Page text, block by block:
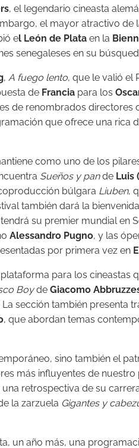
, el legendario cineasta
el mayor atractivo de
el León de Plata en la
senegaleses en su
, A fuego lento, que le valió el
de Francia para los
de renombrados directores
que ofrece una rica
como uno de los
Sueños y pande Luis
búlgara Liuben,
también dará la
su premier mundial en
Alessandro Pugno, y las
por primera vez en
para los cineastas
Boyde Giacomo
sección también presenta
, que abordan temas
sino también el
más influyentes de
retrospectiva de su
la zarzuela Gigantes y
un año más, una